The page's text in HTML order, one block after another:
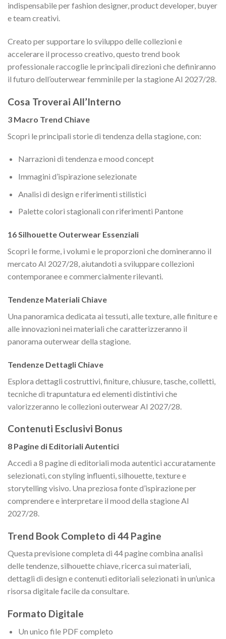
indispensabile per fashion designer, product developer, buyer
e team creativi.
Creato per supportare lo sviluppo delle collezioni e
accelerare il processo creativo, questo trend book
professionale raccoglie le principali direzioni che definiranno
il futuro dell’outerwear femminile per la stagione AI 2027/28.
Cosa Troverai All’Interno
3 Macro Trend Chiave
Scopri le principali storie di tendenza della stagione, con:
Narrazioni di tendenza e mood concept
Immagini d’ispirazione selezionate
Analisi di design e riferimenti stilistici
Palette colori stagionali con riferimenti Pantone
16 Silhouette Outerwear Essenziali
Scopri le forme, i volumi e le proporzioni che domineranno il
mercato AI 2027/28, aiutandoti a sviluppare collezioni
contemporanee e commercialmente rilevanti.
Tendenze Materiali Chiave
Una panoramica dedicata ai tessuti, alle texture, alle finiture e
alle innovazioni nei materiali che caratterizzeranno il
panorama outerwear della stagione.
Tendenze Dettagli Chiave
Esplora dettagli costruttivi, finiture, chiusure, tasche, colletti,
tecniche di trapuntatura ed elementi distintivi che
valorizzeranno le collezioni outerwear AI 2027/28.
Contenuti Esclusivi Bonus
8 Pagine di Editoriali Autentici
Accedi a 8 pagine di editoriali moda autentici accuratamente
selezionati, con styling influenti, silhouette, texture e
storytelling visivo. Una preziosa fonte d’ispirazione per
comprendere e interpretare il mood della stagione AI
2027/28.
Trend Book Completo di 44 Pagine
Questa previsione completa di 44 pagine combina analisi
delle tendenze, silhouette chiave, ricerca sui materiali,
dettagli di design e contenuti editoriali selezionati in un’unica
risorsa digitale facile da consultare.
Formato Digitale
Un unico file PDF completo